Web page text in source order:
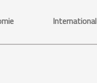
International